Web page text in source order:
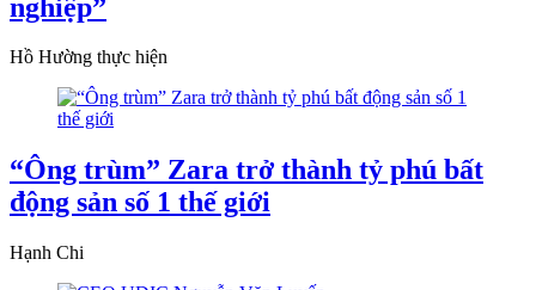
nghiệp”
Hồ Hường thực hiện
“Ông trùm” Zara trở thành tỷ phú bất
động sản số 1 thế giới
Hạnh Chi